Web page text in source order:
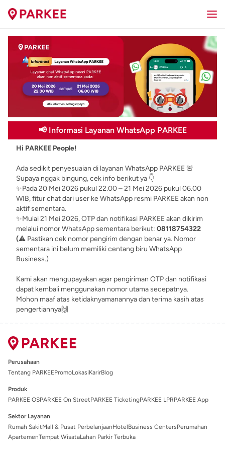
📢 Informasi Layanan WhatsApp PARKEE
Hi PARKEE People!
Ada sedikit penyesuaian di layanan WhatsApp PARKEE 🚨
Supaya nggak bingung, cek info berikut ya 👇
✨Pada 20 Mei 2026 pukul 22.00 – 21 Mei 2026 pukul 06.00
WIB, fitur chat dari user ke WhatsApp resmi PARKEE akan non
aktif sementara.
✨Mulai 21 Mei 2026, OTP dan notifikasi PARKEE akan dikirim
melalui nomor WhatsApp sementara berikut: 08118754322
(⚠️ Pastikan cek nomor pengirim dengan benar ya. Nomor
sementara ini belum memiliki centang biru WhatsApp
Business.)
Kami akan mengupayakan agar pengiriman OTP dan notifikasi
dapat kembali menggunakan nomor utama secepatnya.
Mohon maaf atas ketidaknyamanannya dan terima kasih atas
pengertiannya🙌
Perusahaan
Tentang PARKEEPromoLokasiKarirBlog
Produk
PARKEE OSPARKEE On StreetPARKEE TicketingPARKEE LPRPARKEE App
Sektor Layanan
Rumah SakitMall & Pusat PerbelanjaanHotelBusiness CentersPerumahan
ApartemenTempat WisataLahan Parkir Terbuka